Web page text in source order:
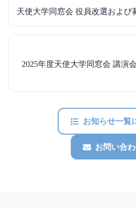
天使大学同窓会 役員改選および
2025年度天使大学同窓会 講演
お知らせ一覧
お問い合